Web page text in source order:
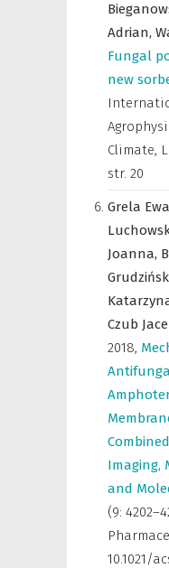
Adrian,
Fungal
new
Climate,
str. 20
Grela
Joanna,
Czub
2018,
Imaging,
and
(9:
10.1021/